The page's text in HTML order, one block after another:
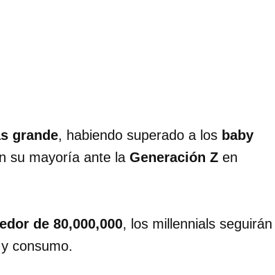
grande, habiendo superado a los baby
su mayoría ante la Generación Z en
de 80,000,000, los millennials seguirán
consumo.